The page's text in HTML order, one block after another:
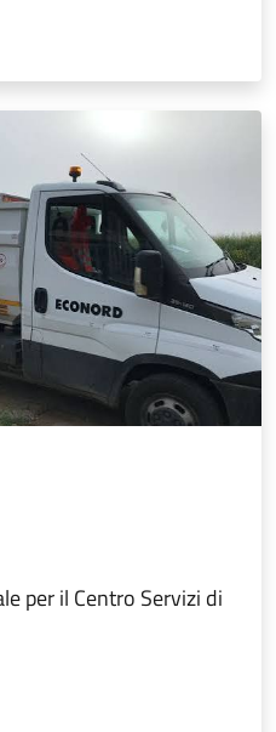
per il Centro Servizi di